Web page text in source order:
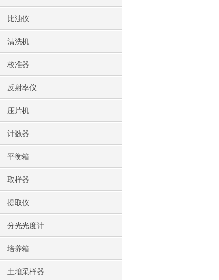
比浊仪
清洗机
校准器
反射率仪
压片机
计数器
平衡箱
取样器
提取仪
分光光度计
培养箱
土壤采样器